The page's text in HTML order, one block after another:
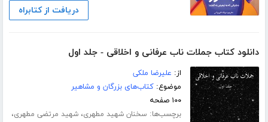
دریافت از کتابراه
دانلود کتاب جملات ناب عرفانی و اخلاقی - جلد اول
از: علیرضا ملکی
موضوع:کتاب‌های بزرگان و مشاهیر
۱۰۰ صفحه
برچسب‌ها: سخنان شهید مطهری،شهید مرتضی مطهری،